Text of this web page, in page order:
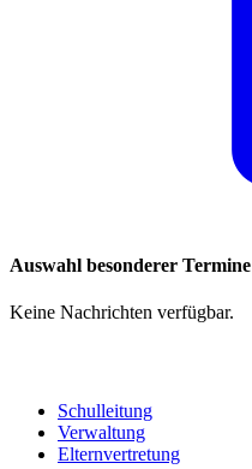
Auswahl besonderer Termine
Keine Nachrichten verfügbar.
Schulleitung
Verwaltung
Elternvertretung